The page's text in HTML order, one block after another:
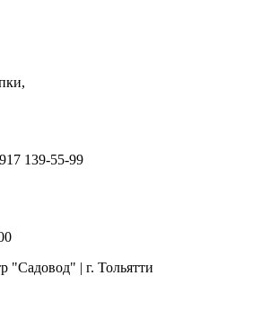
139‑55-99
"Садовод" | г. Тольятти